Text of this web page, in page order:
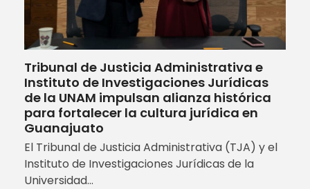
Tribunal de Justicia Administrativa e
Instituto de Investigaciones Jurídicas
de la UNAM impulsan alianza histórica
para fortalecer la cultura jurídica en
Guanajuato
El Tribunal de Justicia Administrativa (TJA) y el
Instituto de Investigaciones Jurídicas de la
Universidad…